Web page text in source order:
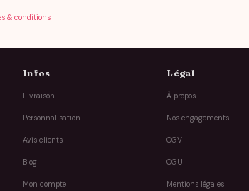
& conditions
Infos
Livraison
Personnalisation
Avis clients
Blog
Mon compte
Légal
À propos
Nos engagements
CGV
CGU
Mentions légales